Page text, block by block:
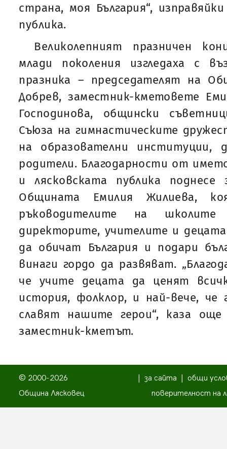
страна, моя България“,
публика.
Великолепният празничен
млади поколения изгледаха с
празника – председателят на
Добрев, заместник-кметовете
Господинова, общински
Съюза на гимнастическите
на образователни институции,
родители. Благодарности от
и лясковската публика
Общината Емилия Жилиева,
ръководителите на
директорите, учителите и
да обичат България и подари
винаги гордо да развяват.
че учите децата да ценят
история, фолклор, и най-вече,
славят нашите герои“, каза
заместник-кметът.
© 2000-2026
Община Лясковец
за сайта
общи
поверителност на